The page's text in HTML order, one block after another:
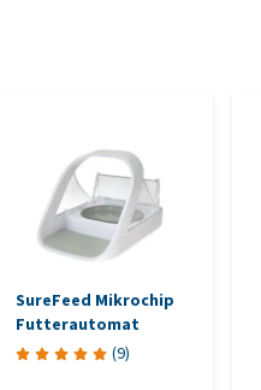
SureFeed Mikrochip
Futterautomat
(9)